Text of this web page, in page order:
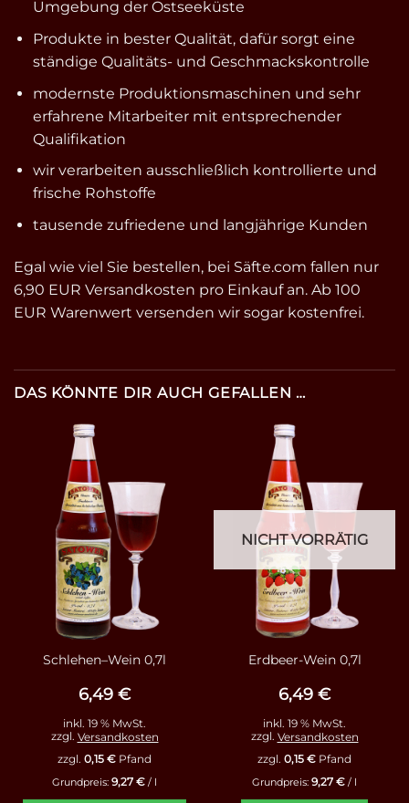
Umgebung der Ostseeküste
Produkte in bester Qualität, dafür sorgt eine
ständige Qualitäts- und Geschmackskontrolle
modernste Produktionsmaschinen und sehr
erfahrene Mitarbeiter mit entsprechender
Qualifikation
wir verarbeiten ausschließlich kontrollierte und
frische Rohstoffe
tausende zufriedene und langjährige Kunden
Egal wie viel Sie bestellen, bei Säfte.com fallen nur
6,90 EUR Versandkosten pro Einkauf an. Ab 100
EUR Warenwert versenden wir sogar kostenfrei.
DAS KÖNNTE DIR AUCH GEFALLEN …
Schlehen–Wein 0,7l
6,49 €
inkl. 19 % MwSt.
zzgl. Versandkosten
zzgl. 0,15 € Pfand
Grundpreis: 9,27 € / l
NICHT VORRÄTIG
Erdbeer-Wein 0,7l
6,49 €
inkl. 19 % MwSt.
zzgl. Versandkosten
zzgl. 0,15 € Pfand
Grundpreis: 9,27 € / l